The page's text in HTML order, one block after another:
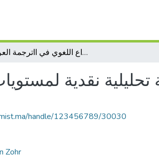
دراسة تحليلية نقدية لمستويات الصراع اللغوي في ااترجمة العربية
نقدية
handle/123456789/30030
Zohr